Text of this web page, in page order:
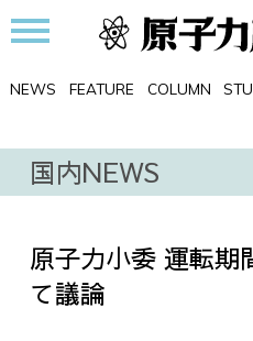
NEWS FEATURE COLUMN
国内NEWS
原子力小委 運転期
て議論